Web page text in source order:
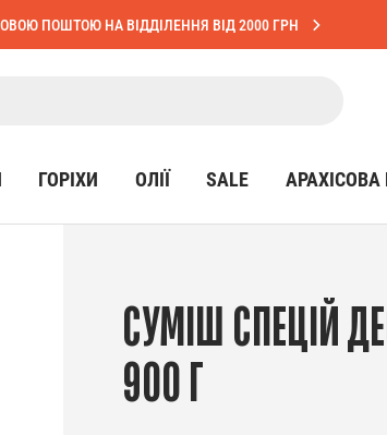
ПОШТОЮ НА ВІДДІЛЕННЯ ВІД 2000 ГРН
ГОРІХИ ОЛІЇ SALE
СУМІШ СПЕЦІЙ
900 Г